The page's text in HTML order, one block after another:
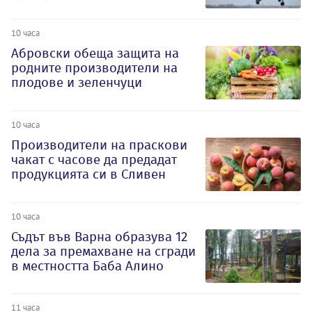
10 часа
Абровски обеща защита на
родните производители на
плодове и зеленчуци
10 часа
Производители на праскови
чакат с часове да предадат
продукцията си в Сливен
10 часа
Съдът във Варна образува 12
дела за премахване на сгради
в местността Баба Алино
11 часа